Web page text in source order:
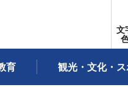
文
育 観光・文化・